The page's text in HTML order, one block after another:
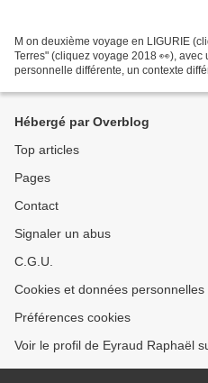
M on deuxième voyage en LIGURIE
Terres" (cliquez voyage 2018 👀),
personnelle différente, un contexte
Hébergé par Overblog
Top articles
Pages
Contact
Signaler un abus
C.G.U.
Cookies et données personnelles
Préférences cookies
Voir le profil de Eyraud Raphaël